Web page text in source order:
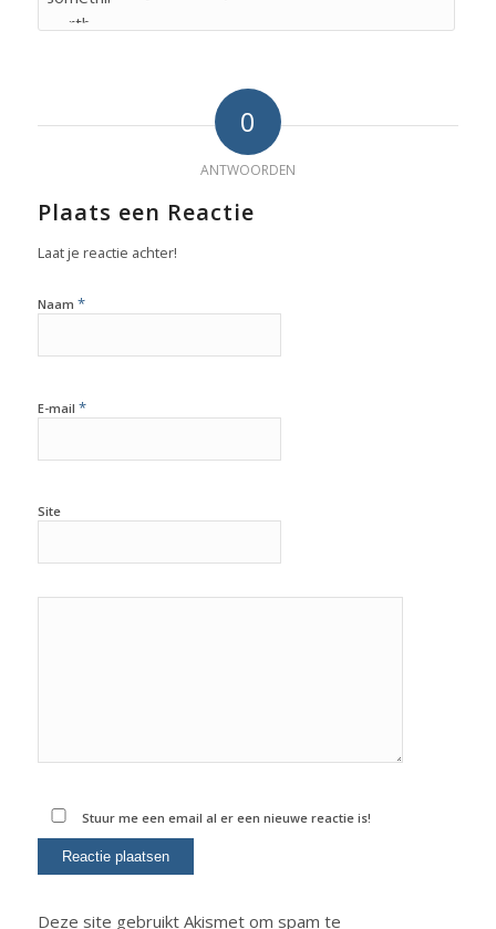
0
ANTWOORDEN
Plaats een Reactie
Laat je reactie achter!
Naam *
E-mail *
Site
Stuur me een email al er een nieuwe reactie is!
Deze site gebruikt Akismet om spam te